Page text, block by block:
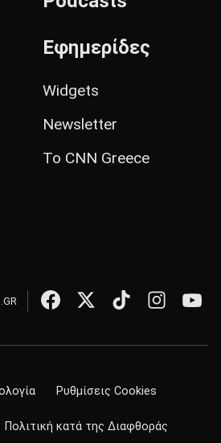
Εφημερίδες
Widgets
Newsletter
Το CNN Greece
Ρυθμίσεις Cookies
Πολιτική κατά της Διαφθοράς